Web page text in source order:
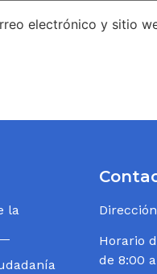
electrónico y sitio
la
Horario
de 8:00